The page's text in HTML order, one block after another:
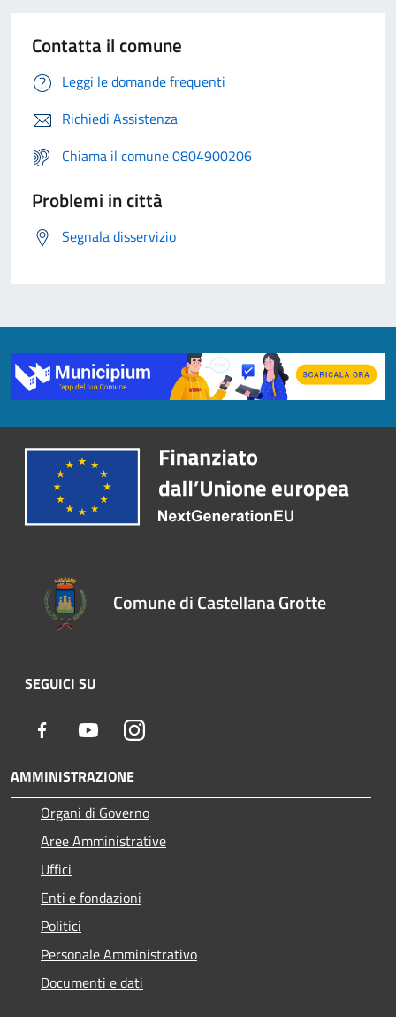
Contatta il comune
Leggi le domande frequenti
Richiedi Assistenza
Chiama il comune 0804900206
Problemi in città
Segnala disservizio
Comune di Castellana Grotte
SEGUICI SU
Facebook YoutubeInstagram
AMMINISTRAZIONE
Organi di Governo
Aree Amministrative
Uffici
Enti e fondazioni
Politici
Personale Amministrativo
Documenti e dati